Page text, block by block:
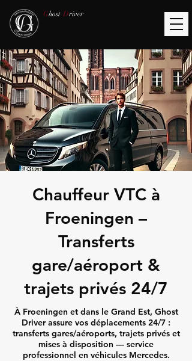
Ghost Driver
Chauffeur VTC à
Froeningen –
Transferts
gare/aéroport &
trajets privés 24/7
À Froeningen et dans le Grand Est, Ghost
Driver assure vos déplacements 24/7 :
transferts gares/aéroports, trajets privés et
mises à disposition — service
professionnel en véhicules Mercedes.